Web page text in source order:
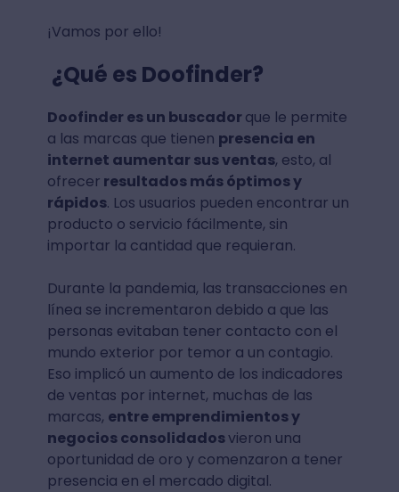
¡Vamos por ello!
¿Qué es Doofinder?
Doofinder es un buscador que le permite
a las marcas que tienen presencia en
internet aumentar sus ventas, esto, al
ofrecer resultados más óptimos y
rápidos. Los usuarios pueden encontrar un
producto o servicio fácilmente, sin
importar la cantidad que requieran.
Durante la pandemia, las transacciones en
línea se incrementaron debido a que las
personas evitaban tener contacto con el
mundo exterior por temor a un contagio.
Eso implicó un aumento de los indicadores
de ventas por internet, muchas de las
marcas, entre emprendimientos y
negocios consolidadosvieron una
oportunidad de oro y comenzaron a tener
presencia en el mercado digital.